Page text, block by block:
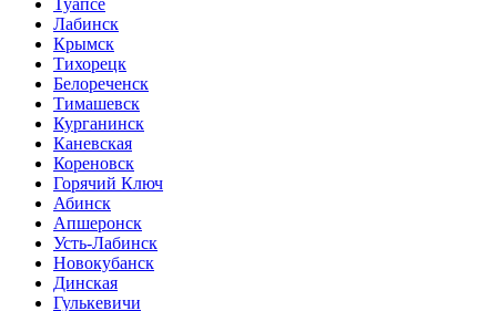
Лабинск
Крымск
Тихорецк
Белореченск
Тимашевск
Курганинск
Каневская
Кореновск
Горячий Ключ
Абинск
Апшеронск
Усть-Лабинск
Новокубанск
Динская
Гулькевичи